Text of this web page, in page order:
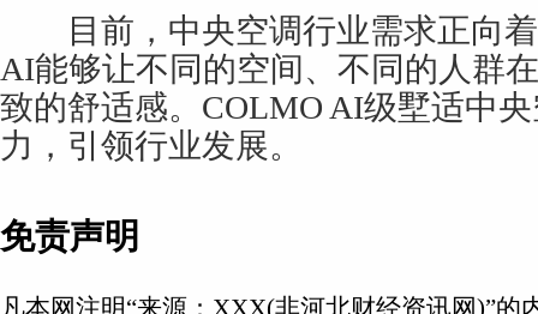
目前，中央空调行业需求正向着
AI能够让不同的空间、不同的人群
致的舒适感。COLMO AI级墅适中
力，引领行业发展。
免责声明
凡本网注明“来源：XXX(非河北财经资讯网)”的